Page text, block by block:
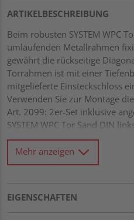
ARTIKELBESCHREIBUNG
Beim robusten SYSTEM WPC
umlaufenden Metallrahmen
gewährt die rückseitige
Torrahmen ist mit einer
mitgelieferte Einsteckschloss
Verwenden Sie zur Montage
Art. 2099: 2er-Set inklusive
SYSTEM WPC Tor Sand DIN
Schloss
Mehr anzeigen
EIGENSCHAFTEN